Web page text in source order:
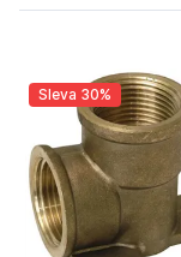
Sleva 30%